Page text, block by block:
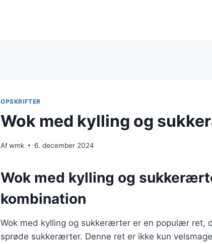
OPSKRIFTER
Wok med kylling og
Afwmk 6. december 2024
Wok med kylling og
kombination
Wok med kylling og sukkerærter er en populær ret,
sprøde sukkerærter. Denne ret er ikke kun